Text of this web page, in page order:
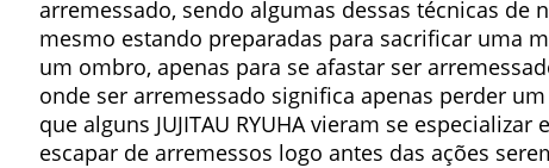
arremessado, sendo algumas dessas técnicas de
mesmo estando preparadas para sacrificar uma
um ombro, apenas para se afastar ser
onde ser arremessado significa apenas perder
que alguns JUJITAU RYUHA vieram se
escapar de arremessos logo antes das ações